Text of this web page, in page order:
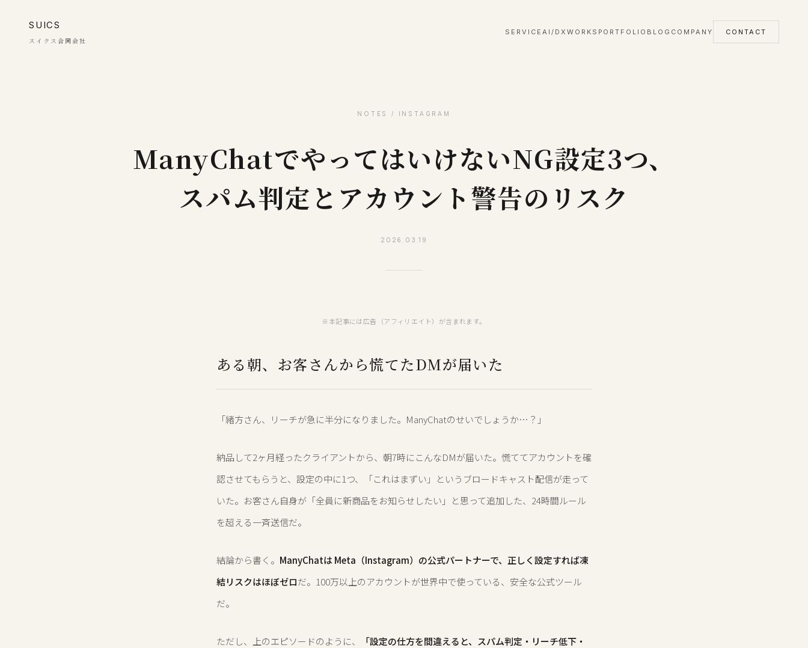
SUICS
スイクス合同会社
SERVICE AI/DX WORKS PORTFOLIO BLOG COMPANY CONTACT
NOTES / INSTAGRAM
ManyChatでやってはいけないNG設定3つ、
スパム判定とアカウント警告のリスク
2026.03.19
※本記事には広告（アフィリエイト）が含まれます。
ある朝、お客さんから慌てたDMが届いた
「緒方さん、リーチが急に半分になりました。ManyChatのせいでしょうか…？」
納品して2ヶ月経ったクライアントから、朝7時にこんなDMが届いた。慌ててアカウントを確
認させてもらうと、設定の中に1つ、「これはまずい」というブロードキャスト配信が走って
いた。お客さん自身が「全員に新商品をお知らせしたい」と思って追加した、24時間ルール
を超える一斉送信だ。
結論から書く。 ManyChatは Meta（Instagram）の公式パートナーで、正しく設定すれば凍
結リスクはほぼゼロだ。100万以上のアカウントが世界中で使っている、安全な公式ツール
だ。
ただし、上のエピソードのように、
「設定の仕方を間違えると、スパム判定・リーチ低下・